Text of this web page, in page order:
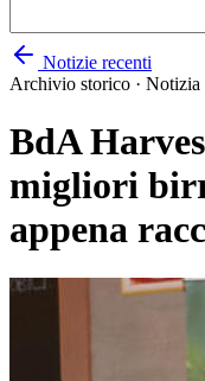
Notizie recenti
Archivio storico · Notizia
BdA
migliori
appena